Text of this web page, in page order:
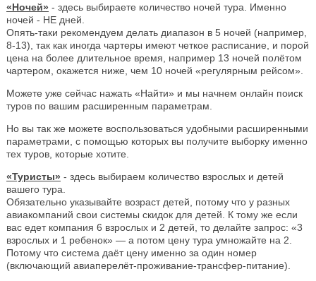
«Ночей» - здесь выбираете количество ночей тура. Именно
ночей - НЕ дней.
Опять-таки рекомендуем делать диапазон в 5 ночей (например,
8-13), так как иногда чартеры имеют четкое расписание, и порой
цена на более длительное время, например 13 ночей полётом
чартером, окажется ниже, чем 10 ночей «регулярным рейсом».
Можете уже сейчас нажать «Найти» и мы начнем онлайн поиск
туров по вашим расширенным параметрам.
Но вы так же можете воспользоваться удобными расширенными
параметрами, с помощью которых вы получите выборку именно
тех туров, которые хотите.
«Туристы» - здесь выбираем количество взрослых и детей
вашего тура.
Обязательно указывайте возраст детей, потому что у разных
авиакомпаний свои системы скидок для детей. К тому же если
вас едет компания 6 взрослых и 2 детей, то делайте запрос: «3
взрослых и 1 ребенок» — а потом цену тура умножайте на 2.
Потому что система даёт цену именно за один номер
(включающий авиаперелёт-проживание-трансфер-питание).